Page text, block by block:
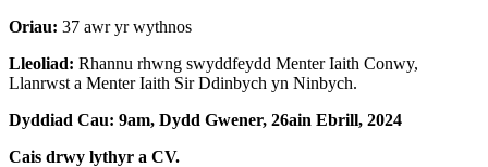
Oriau: 37 awr yr wythnos
Lleoliad: Rhannu rhwng swyddfeydd Menter Iaith Conwy,
Llanrwst a Menter Iaith Sir Ddinbych yn Ninbych.
Dyddiad Cau: 9am, Dydd Gwener, 26ain Ebrill, 2024
Cais drwy lythyr a CV.